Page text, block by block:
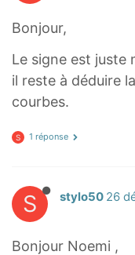
Bonjour,
Le signe est juste
il reste à déduire
courbes.
S 1 réponse
S stylo50 26
Bonjour Noemi ,